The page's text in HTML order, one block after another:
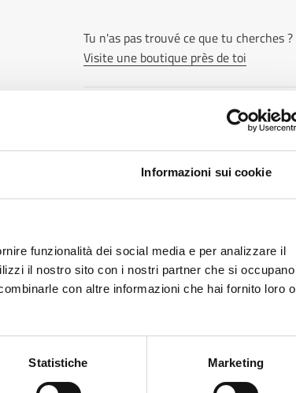
Informazioni sui cookie
funzionalità dei social media e per analizzare il
il nostro sito con i nostri partner che si occupano
con altre informazioni che hai fornito loro o
Statistiche Marketing
Tu n'as pas trouvé ce que tu cherches ?
Visite une boutique près de toi
Composition
Pièces de rechange
Change language?